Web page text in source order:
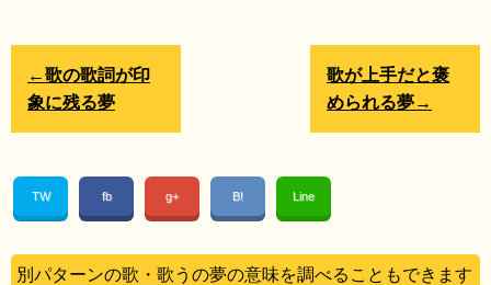
歌が上手だと褒
められる夢→
←歌の歌詞が印
象に残る夢
TW fb g+ B! Line
別パターンの歌・歌うの夢の意味を調べることもできます